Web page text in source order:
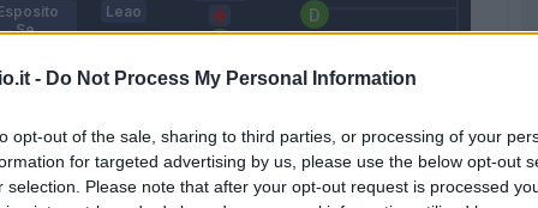
- Do Not Process My Personal Information
opt-out of the sale, sharing to third parties, or processing of your
for targeted advertising by us, please use the below opt-out
selection. Please note that after your opt-out request is processed
Se.
Leao
Estupinan
Match terminato